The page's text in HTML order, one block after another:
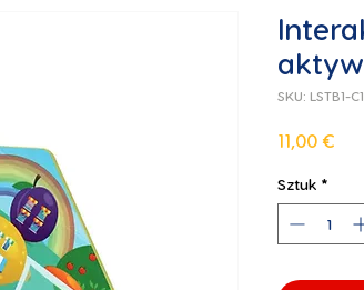
SKU: LSTB1-
11,00 €
Sztuk *